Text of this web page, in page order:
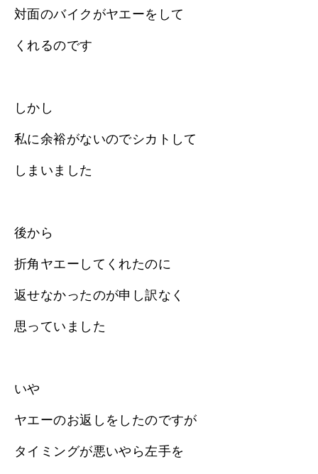
対面のバイクがヤエーをして
くれるのです
しかし
私に余裕がないのでシカトして
しまいました
後から
折角ヤエーしてくれたのに
返せなかったのが申し訳なく
思っていました
いや
ヤエーのお返しをしたのですが
タイミングが悪いやら左手を